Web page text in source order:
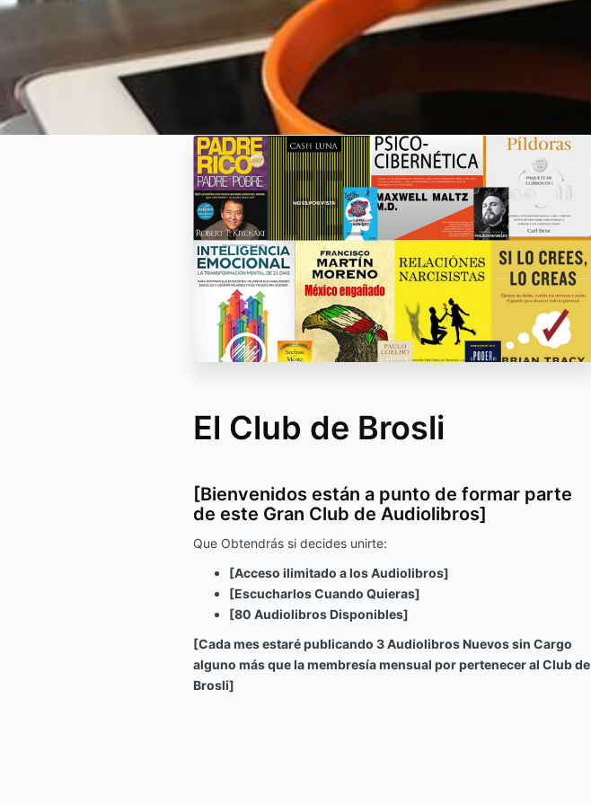
El Club de Brosli
[Bienvenidos están a punto de formar parte
de este Gran Club de Audiolibros]
Que Obtendrás si decides unirte:
[Acceso ilimitado a los Audiolibros]
[Escucharlos Cuando Quieras]
[80 Audiolibros Disponibles]
[Cada mes estaré publicando 3 Audiolibros Nuevos sin Cargo
alguno más que la membresía mensual por pertenecer al Club de
Brosli]